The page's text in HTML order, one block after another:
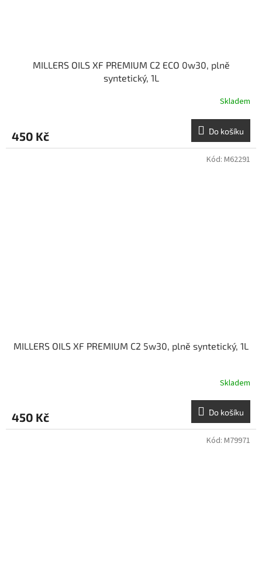
MILLERS OILS XF PREMIUM C2 ECO 0w30, plně
syntetický, 1L
Skladem
450 Kč Do košíku
MILLERS OILS XF PREMIUM C2 5w30, plně syntetický, 1L
Skladem
450 Kč Do košíku
Kód: M62291
Kód: M79971